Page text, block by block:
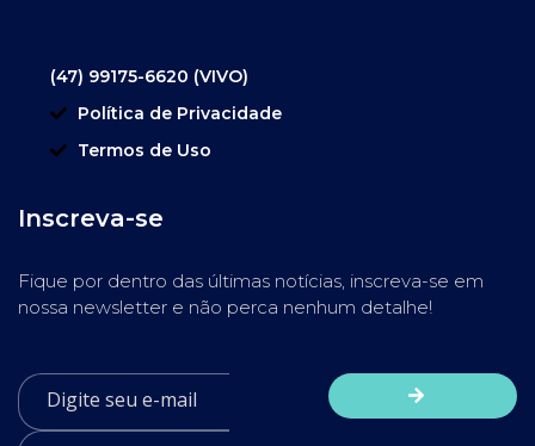
(47) 99175-6620 (VIVO)
Política de Privacidade
Termos de Uso
Inscreva-se
Fique por dentro das últimas notícias, inscreva-se em
nossa newsletter e não perca nenhum detalhe!